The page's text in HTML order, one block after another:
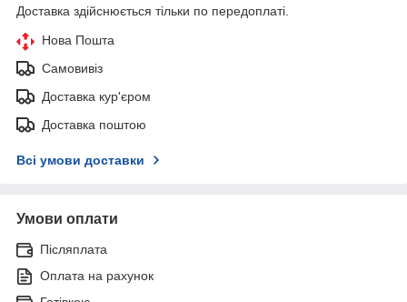
Доставка здійснюється тільки по передоплаті.
Нова Пошта
Самовивіз
Доставка кур'єром
Доставка поштою
Всі умови доставки
Умови оплати
Післяплата
Оплата на рахунок